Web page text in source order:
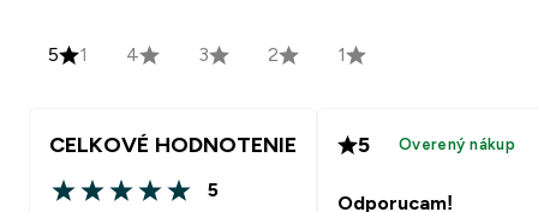
5 1 4 3 2 1
CELKOVÉ HODNOTENIE
5 out of 5 stars
5
5 Overený nákup
Odporucam!